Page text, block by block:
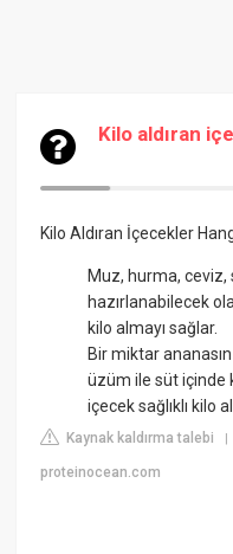
Kilo aldıran
Kilo Aldıran İçecekler
Muz, hurma, ceviz,
hazırlanabilecek
kilo almayı sağlar.
Bir miktar
üzüm ile süt içinde
içecek sağlıklı kilo
Kaynak kaldırma talebi
proteinocean.com